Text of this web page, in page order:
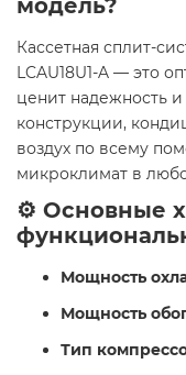
модель?
Кассетная сплит-
LCAU18U1-A — это
ценит надежность
конструкции,
воздух по всему
микроклимат в
⚙️ Основные
Мощность
Мощность
Тип